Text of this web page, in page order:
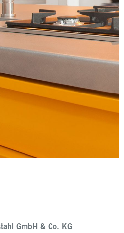
GmbH & Co. KG